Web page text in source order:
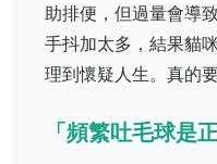
助排便，但過量會導
手抖加太多，結果貓
理到懷疑人生。真的
「頻繁吐毛球是